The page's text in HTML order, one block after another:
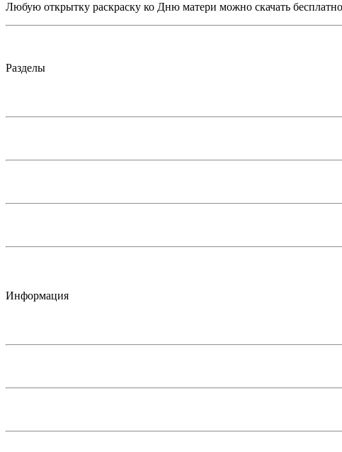
Любую открытку раскраску ко Дню матери можно скачать
Разделы
Информация